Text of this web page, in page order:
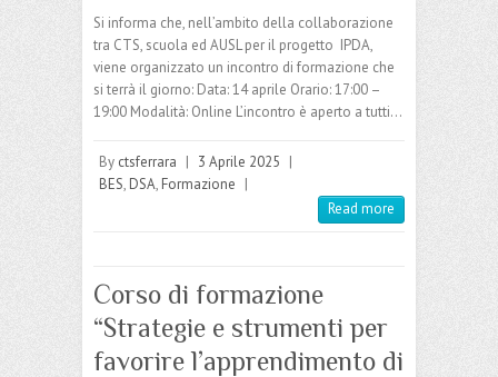
Si informa che, nell’ambito della collaborazione
tra CTS, scuola ed AUSL per il progetto IPDA,
viene organizzato un incontro di formazione che
si terrà il giorno: Data: 14 aprile Orario: 17:00 –
19:00 Modalità: Online L’incontro è aperto a tutti…
By ctsferrara | 3 Aprile 2025 |
BES, DSA, Formazione |
Read more
Corso di formazione
“Strategie e strumenti per
favorire l’apprendimento di